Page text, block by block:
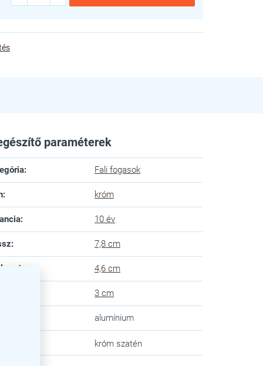
paraméterek
: Fali fogasok
: króm
: 10 év
: 7,8 cm
4,6 cm
3 cm
alumínium
króm szatén